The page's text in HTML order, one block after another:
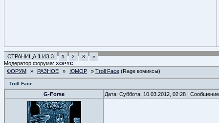
СТРАНИЦА 1 ИЗ 3 1 2 3 »
Модератор форума: XOPYC
ФОРУМ » РАЗНОЕ » ЮМОР » Troll Face (Rage комиксы)
Troll Face
G-Forse Дата: Суббота, 10.03.2012, 02:28 |